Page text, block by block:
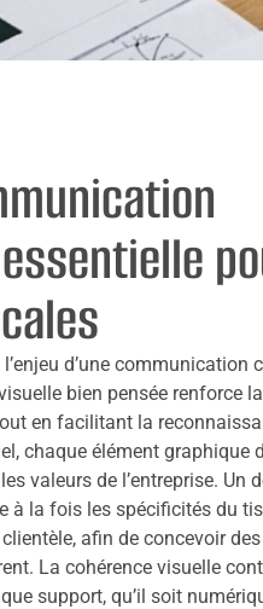
d’une communication
bien pensée renforce la
en facilitant la
chaque élément graphique
valeurs de l’entreprise. Un
à la fois les spécificités du
afin de concevoir
La cohérence visuelle
support, qu’il soit